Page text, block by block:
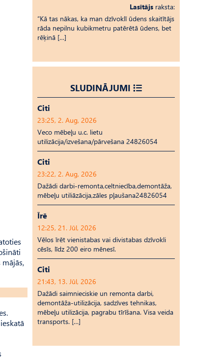
Lasītājs raksta:
“Kā tas nākas, ka man dzīvoklī ūdens skaitītājs
rāda nepilnu kubikmetru patērētā ūdens, bet
rēķinā […]
SLUDINĀJUMI
Citi
23:25, 2. Aug, 2026
Veco mēbeļu u.c. lietu
utilizācija/izvešana/pārvešana 24826054
Citi
23:22, 2. Aug, 2026
Dažādi darbi-remonta,celtniecība,demontāža,
mēbeļu utiliāzācija,zāles pļaušana24826054
Īrē
12:25, 21. Jūl, 2026
Vēlos īrēt vienistabas vai divistabas dzīvokli
cēsīs, līdz 200 eiro mēnesī.
Citi
21:43, 13. Jūl, 2026
Dažādi saimnieciskie un remonta darbi,
demontāža-utilizācija, sadzīves tehnikas,
mēbeļu utilizācija, pagrabu tīrīšana. Visa veida
transports. […]